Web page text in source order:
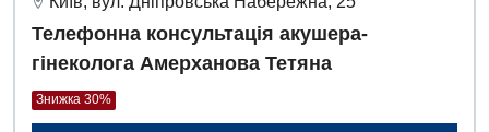
Телефонна консультація акушера-
гінеколога Амерханова Тетяна
Знижка 30%